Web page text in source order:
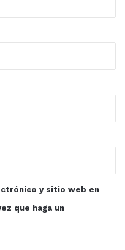
y sitio web en
que haga un